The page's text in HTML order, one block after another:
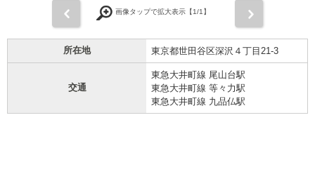
画像タップで拡大表示【1/1】
所在地 東京都世田谷区深沢４丁目21-3
交通
東急大井町線 尾山台駅
東急大井町線 等々力駅
東急大井町線 九品仏駅